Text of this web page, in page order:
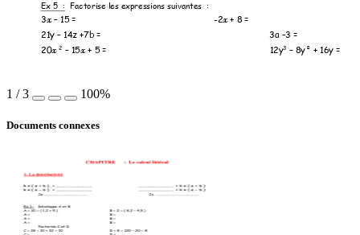
Ex 5  : Factorise les expressions suivantes :
3x – 15 = -2x + 8 =
21y – 14z +7b = 3a –3 =
20x 2 – 15x + 5 = 12y3 – 8y² + 16y =
1 /3 100%
Documents connexes